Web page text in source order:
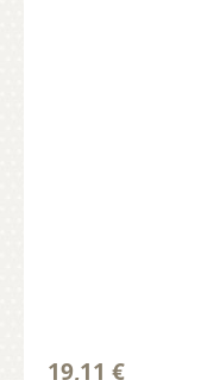
19,11 €